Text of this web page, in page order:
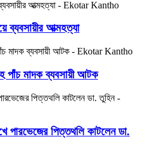
ব্যবসায়ীর আত্মহত্যা
পাঁচ মাদক ব্যবসায়ী আটক
পারভেজের পিত্তথলি কাটলেন ডা.